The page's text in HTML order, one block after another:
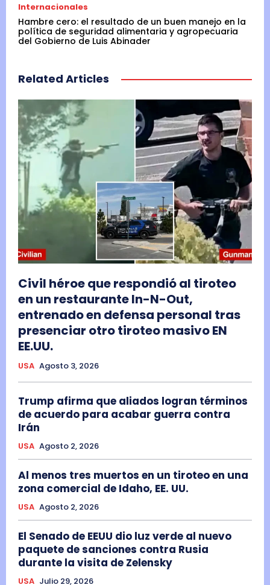
Internacionales
Hambre cero: el resultado de un buen manejo en la
política de seguridad alimentaria y agropecuaria
del Gobierno de Luis Abinader
Related Articles
Civil héroe que respondió al tiroteo
en un restaurante In-N-Out,
entrenado en defensa personal tras
presenciar otro tiroteo masivo EN
EE.UU.
USA Agosto 3, 2026
Trump afirma que aliados logran términos
de acuerdo para acabar guerra contra
Irán
USA Agosto 2, 2026
Al menos tres muertos en un tiroteo en una
zona comercial de Idaho, EE. UU.
USA Agosto 2, 2026
El Senado de EEUU dio luz verde al nuevo
paquete de sanciones contra Rusia
durante la visita de Zelensky
USA Julio 29, 2026